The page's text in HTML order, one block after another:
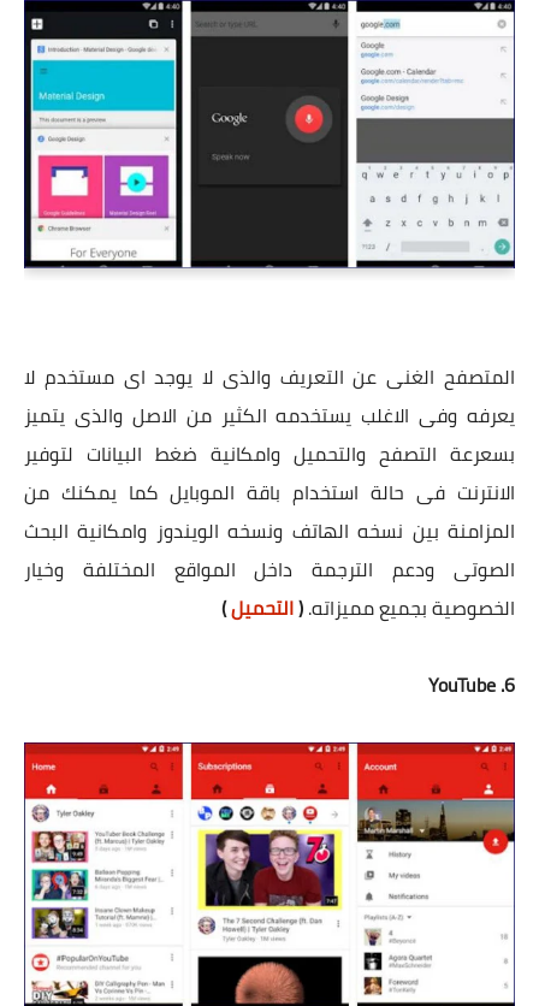
المتصفح الغنى عن التعريف والذى لا يوجد اى مستخدم لا
يعرفه وفى الاغلب يستخدمه الكثير من الاصل والذى يتميز
بسعرعة التصفح والتحميل وامكانية ضغط البيانات لتوفير
الانترنت فى حالة استخدام باقة الموبايل كما يمكنك من
المزامنة بين نسخه الهاتف ونسخه الويندوز وامكانية البحث
الصوتى ودعم الترجمة داخل المواقع المختلفة وخيار
الخصوصية بجميع مميزاته.(التحميل)
6. YouTube